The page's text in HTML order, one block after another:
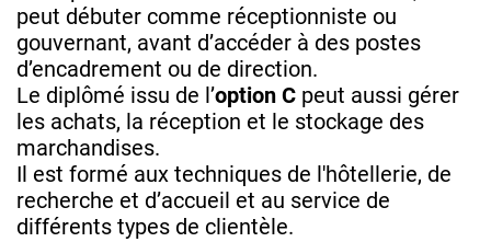
peut débuter comme réceptionniste ou
gouvernant, avant d’accéder à des postes
d’encadrement ou de direction.
Le diplômé issu de l’option C peut aussi gérer
les achats, la réception et le stockage des
marchandises.
Il est formé aux techniques de l'hôtellerie, de
recherche et d’accueil et au service de
différents types de clientèle.